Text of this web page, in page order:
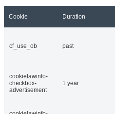
Cookie Duration
cf_use_ob past
cookielawinfo-
checkbox-
advertisement
1 year